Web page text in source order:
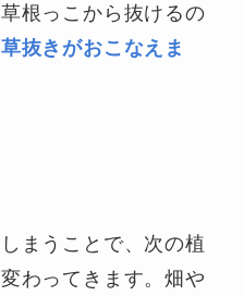
根っこから抜けるの
抜きがおこなえま
まうことで、次の植
わってきます。畑や